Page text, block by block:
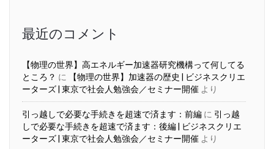
最近のコメント
【物理の世界】高エネルギー加速器研究機構って何してる
ところ？ に
【物理の世界】加速器の歴史 | ビジネスクリエ
ーターズ | 東京で社会人勉強会／セミナー開催 より
引っ越しで必要な手続きを超速で済ます：前編 に 引っ越
しで必要な手続きを超速で済ます：後編 | ビジネスクリエ
ーターズ | 東京で社会人勉強会／セミナー開催 より